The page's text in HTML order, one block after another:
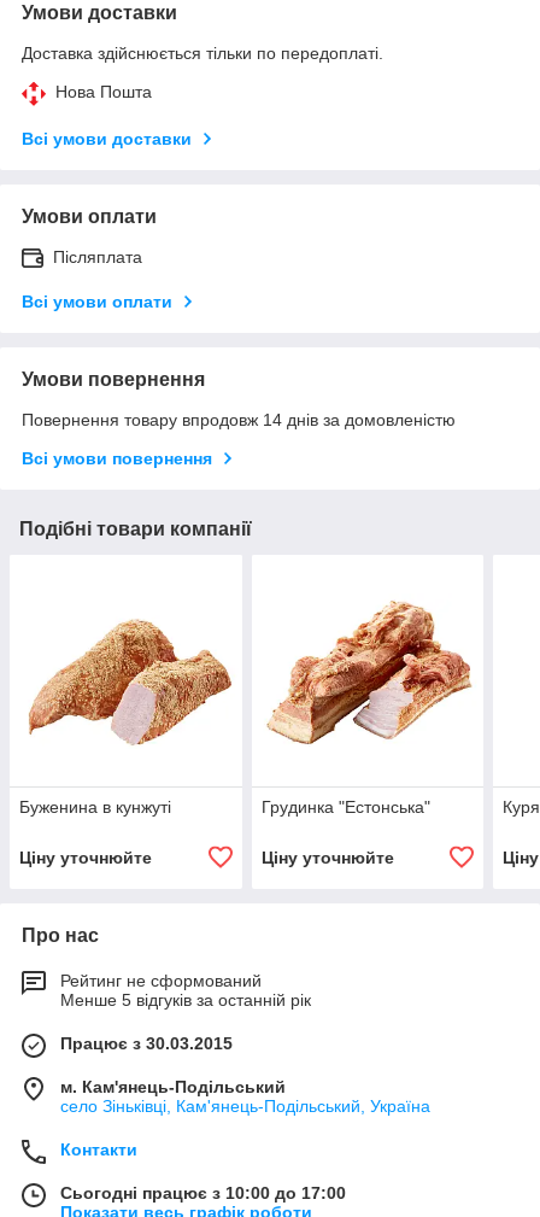
Умови доставки
Доставка здійснюється тільки по передоплаті.
Нова Пошта
Всі умови доставки
Умови оплати
Післяплата
Всі умови оплати
Умови повернення
Повернення товару впродовж 14 днів за домовленістю
Всі умови повернення
Подібні товари компанії
Буженина в кунжуті
Ціну уточнюйте
Грудинка "Естонська"
Ціну уточнюйте
Про нас
Рейтинг не сформований
Менше 5 відгуків за останній рік
Працює з 30.03.2015
м. Кам'янець-Подільський
село Зіньківці, Кам'янець-Подільський, Україна
Контакти
Сьогодні працює з 10:00 до 17:00
Показати весь графік роботи